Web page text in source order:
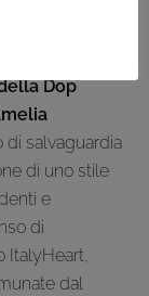
Dop
di salvaguardia
di uno stile
e
di
ItalyHeart,
dal